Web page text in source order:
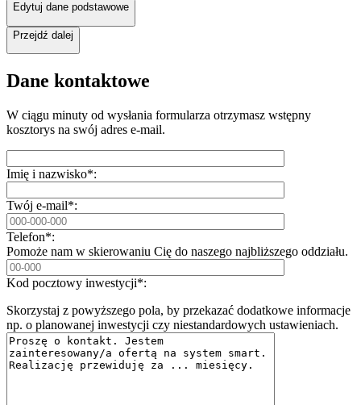
Edytuj dane podstawowe
Przejdź dalej
Dane kontaktowe
W ciągu minuty od wysłania formularza otrzymasz wstępny
kosztorys na swój adres e-mail.
Imię i nazwisko*:
Twój e-mail*:
Telefon*:
Pomoże nam w skierowaniu Cię do naszego najbliższego oddziału.
Kod pocztowy inwestycji*:
Skorzystaj z powyższego pola, by przekazać dodatkowe informacje
np. o planowanej inwestycji czy niestandardowych ustawieniach.